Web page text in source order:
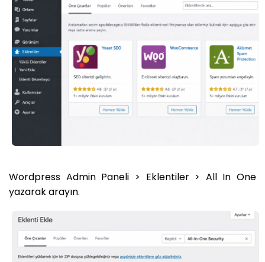
Wordpress Admin Paneli > Eklentiler > All In One
yazarak arayın.